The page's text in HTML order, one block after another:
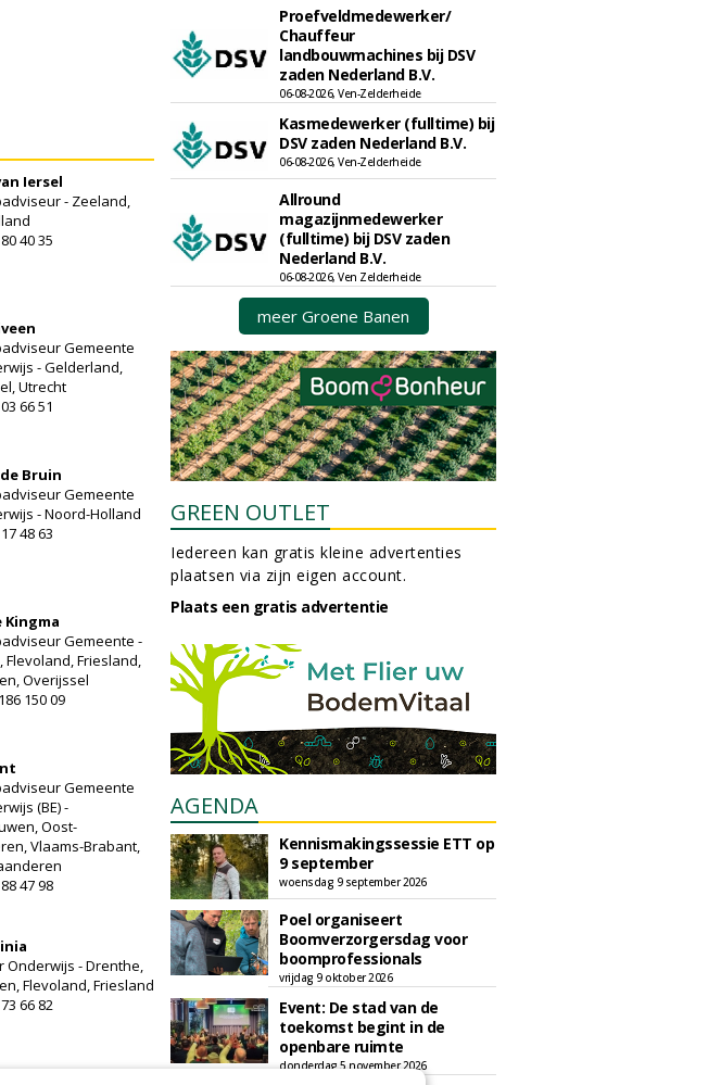
Iersel
- Zeeland,
40 35
Gemeente
- Gelderland,
Utrecht
66 51
Bruin
Gemeente
- Noord-Holland
48 63
Kingma
Gemeente -
Flevoland, Friesland,
Overijssel
150 09
Gemeente
(BE) -
Oost-
Vlaams-Brabant,
47 98
Onderwijs - Drenthe,
Flevoland, Friesland
66 82
Proefveldmedewerker/
Chauffeur
landbouwmachines bij DSV
zaden Nederland B.V.
06-08-2026, Ven-Zelderheide
Kasmedewerker (fulltime) bij
DSV zaden Nederland B.V.
06-08-2026, Ven-Zelderheide
Allround
magazijnmedewerker
(fulltime) bij DSV zaden
Nederland B.V.
06-08-2026, Ven Zelderheide
meer Groene Banen
GREEN OUTLET
Iedereen kan gratis kleine advertenties
plaatsen via zijn eigen account.
Plaats een gratis advertentie
AGENDA
Kennismakingssessie ETT op
9 september
woensdag 9 september 2026
Poel organiseert
Boomverzorgersdag voor
boomprofessionals
vrijdag 9 oktober 2026
Event: De stad van de
toekomst begint in de
openbare ruimte
donderdag 5 november 2026